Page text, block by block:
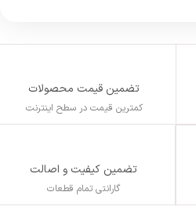
تضمین قیمت محصولات
کمترین قیمت در سطح اینترنت
تضمین کیفیت و اصالت
گارانتی تمام قطعات